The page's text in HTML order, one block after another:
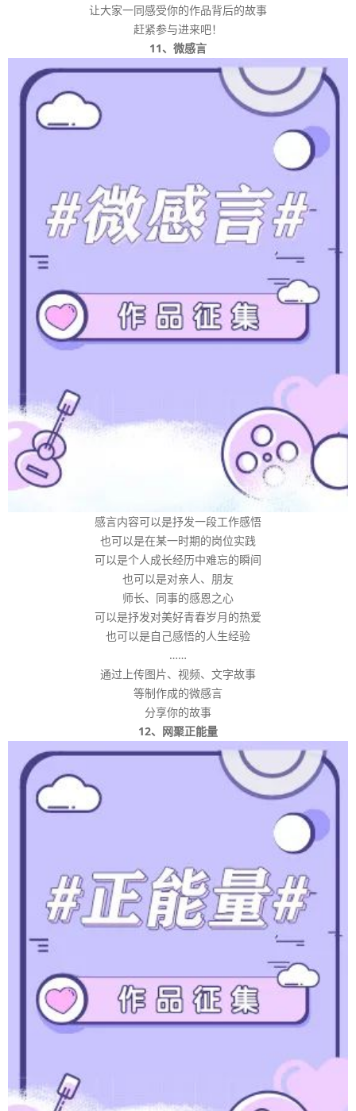
让大家一同感受你的作品背后的故事
赶紧参与进来吧！
11、微感言
感言内容可以是抒发一段工作感悟
也可以是在某一时期的岗位实践
可以是个人成长经历中难忘的瞬间
也可以是对亲人、朋友
师长、同事的感恩之心
可以是抒发对美好青春岁月的热爱
也可以是自己感悟的人生经验
……
通过上传图片、视频、文字故事
等制作成的微感言
分享你的故事
12、网聚正能量